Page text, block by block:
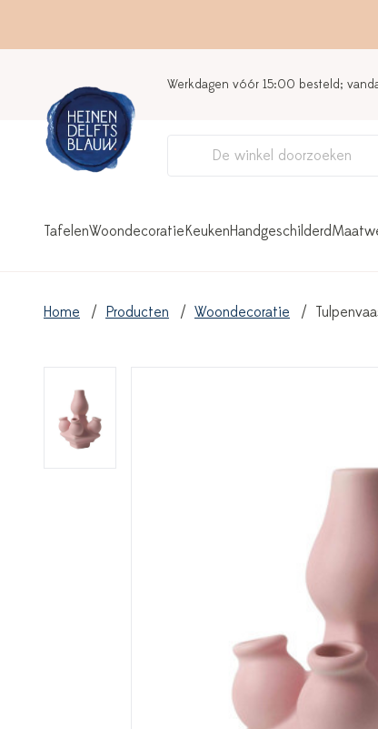
Werkdagen vóór 15:00 besteld;
TafelenWoondecoratieKeukenHandgeschilderd
Home Producten Woondecoratie